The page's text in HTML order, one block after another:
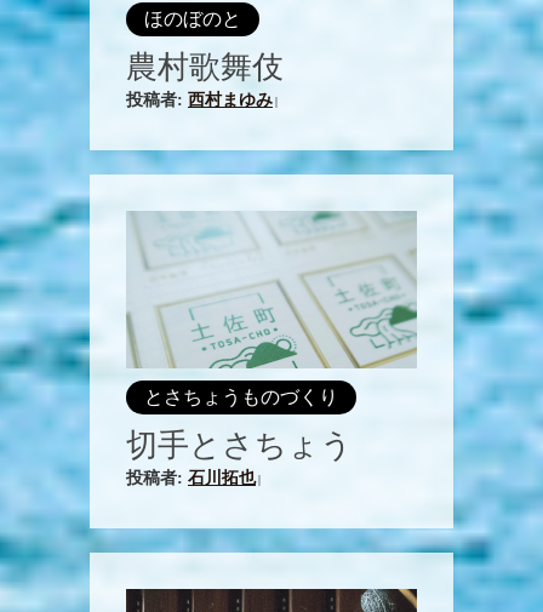
ほのぼのと
農村歌舞伎
投稿者: 西村まゆみ
とさちょうものづくり
切手とさちょう
投稿者: 石川拓也|